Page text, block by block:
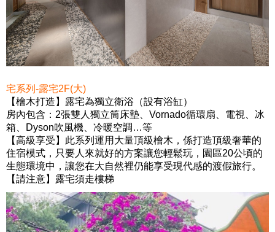
宅系列-露宅2F(大)
【檜木打造】 露宅為獨立衛浴（設有浴缸）
房內包含：2張雙人獨立筒床墊、Vornado循環扇、電視、冰
箱、Dyson吹風機、冷暖空調…等
【高級享受】 此系列運用大量頂級檜木，係打造頂級奢華的
住宿模式，只要人來就好的方案讓您輕鬆玩，園區20公頃的
生態環境中，讓您在大自然裡仍能享受現代感的渡假旅行。
【請注意】露宅須走樓梯